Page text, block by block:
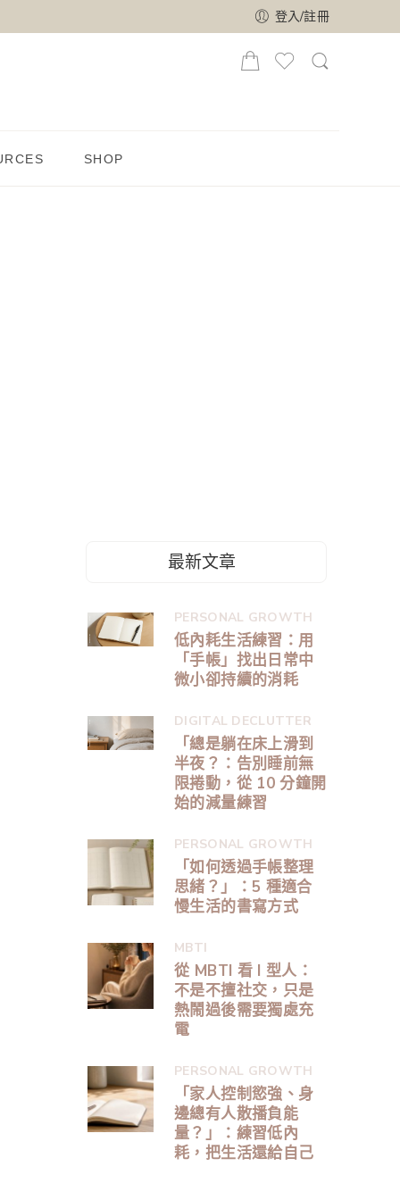
登入/註冊
SHOP
最新文章
PERSONAL GROWTH
低內耗生活練習：用
「手帳」找出日常中
微小卻持續的消耗
DIGITAL DECLUTTER
「總是躺在床上滑到
半夜？：告別睡前無
限捲動，從 10 分鐘開
始的減量練習
PERSONAL GROWTH
「如何透過手帳整理
思緒？」：5 種適合
慢生活的書寫方式
MBTI
從 MBTI 看 I 型人：
不是不擅社交，只是
熱鬧過後需要獨處充
電
PERSONAL GROWTH
「家人控制慾強、身
邊總有人散播負能
量？」：練習低內
耗，把生活還給自己